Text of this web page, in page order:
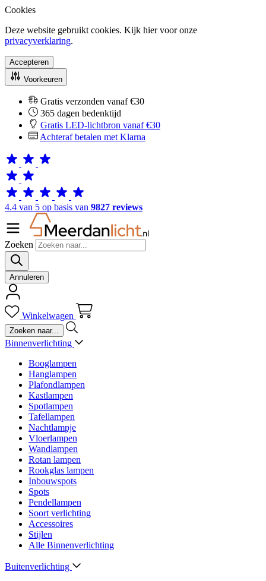
Cookies
Deze website gebruikt cookies. Kijk hier voor onze
privacyverklaring.
Accepteren
Voorkeuren
Gratis verzonden vanaf €30
365 dagen bedenktijd
Gratis LED-lichtbron vanaf €30
Achteraf betalen met Klarna
4.4 van 5 op basis van 9827 reviews
Zoeken
Annuleren
Winkelwagen
Binnenverlichting
Booglampen
Hanglampen
Plafondlampen
Kastlampen
Spotlampen
Tafellampen
Nachtlampje
Vloerlampen
Wandlampen
Rotan lampen
Rookglas lampen
Inbouwspots
Spots
Pendellampen
Soort verlichting
Accessoires
Stijlen
Alle Binnenverlichting
Buitenverlichting